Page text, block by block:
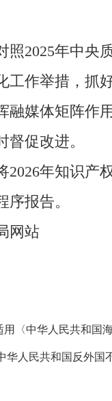
2025年中央
工作举措，抓
融媒体矩阵作
促改进。
年知识产
报告。
网站
〈中华人民共和国
华人民共和国反外国